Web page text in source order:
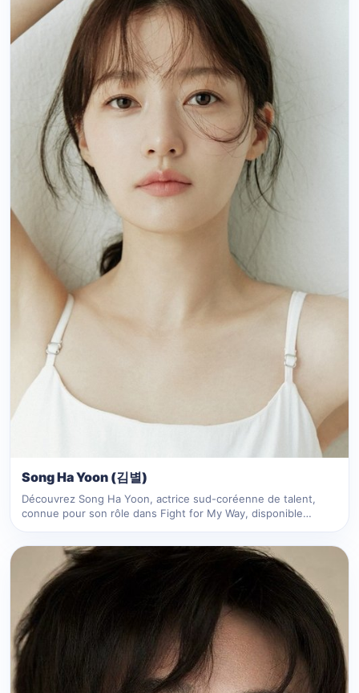
Song Ha Yoon (김별)
Découvrez Song Ha Yoon, actrice sud-coréenne de talent,
connue pour son rôle dans Fight for My Way, disponible…